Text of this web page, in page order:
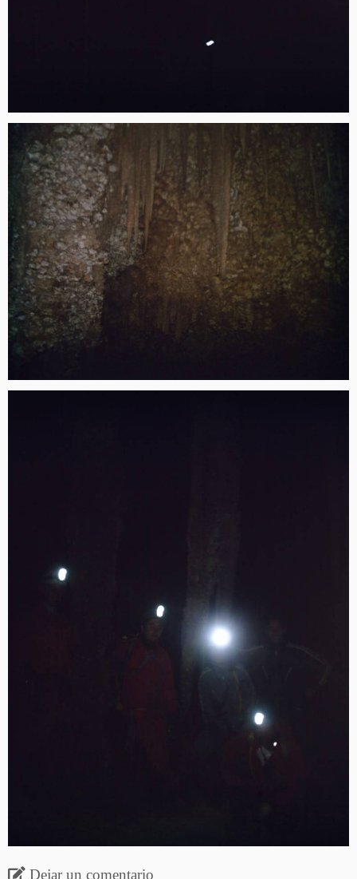
Dejar un comentario